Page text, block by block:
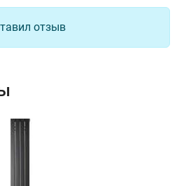
муар, Подключение
подключение
отзыв